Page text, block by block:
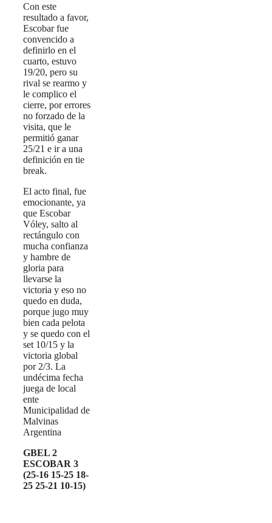
Con este
resultado a favor,
Escobar fue
convencido a
definirlo en el
cuarto, estuvo
19/20, pero su
rival se rearmo y
le complico el
cierre, por errores
no forzado de la
visita, que le
permitió ganar
25/21 e ir a una
definición en tie
break.
El acto final, fue
emocionante, ya
que Escobar
Vóley, salto al
rectángulo con
mucha confianza
y hambre de
gloria para
llevarse la
victoria y eso no
quedo en duda,
porque jugo muy
bien cada pelota
y se quedo con el
set 10/15 y la
victoria global
por 2/3. La
undécima fecha
juega de local
ente
Municipalidad de
Malvinas
Argentina
GBEL 2
ESCOBAR 3
(25-16 15-25 18-
25 25-21 10-15)